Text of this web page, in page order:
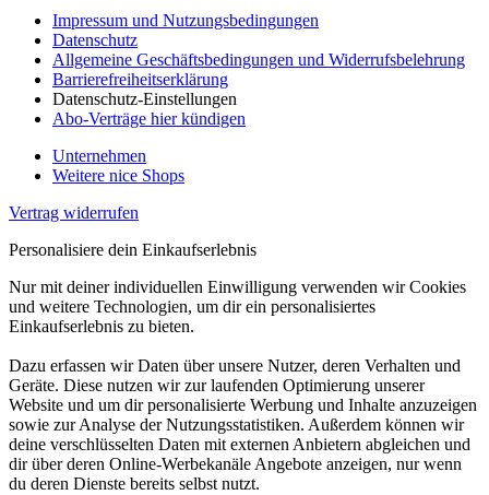
Impressum und Nutzungsbedingungen
Datenschutz
Allgemeine Geschäftsbedingungen und Widerrufsbelehrung
Barrierefreiheitserklärung
Datenschutz-Einstellungen
Abo-Verträge hier kündigen
Unternehmen
Weitere nice Shops
Vertrag widerrufen
Personalisiere dein Einkaufserlebnis
Nur mit deiner individuellen Einwilligung verwenden wir Cookies
und weitere Technologien, um dir ein personalisiertes
Einkaufserlebnis zu bieten.
Dazu erfassen wir Daten über unsere Nutzer, deren Verhalten und
Geräte. Diese nutzen wir zur laufenden Optimierung unserer
Website und um dir personalisierte Werbung und Inhalte anzuzeigen
sowie zur Analyse der Nutzungsstatistiken. Außerdem können wir
deine verschlüsselten Daten mit externen Anbietern abgleichen und
dir über deren Online-Werbekanäle Angebote anzeigen, nur wenn
du deren Dienste bereits selbst nutzt.